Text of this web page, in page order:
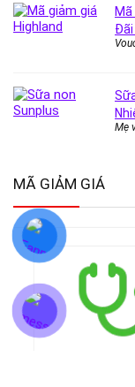
Đãi
Mẹ
MÃ GIẢM GIÁ